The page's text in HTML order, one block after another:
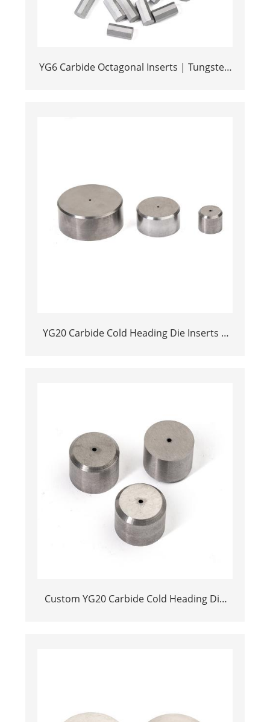
YG6 Carbide Octagonal Inserts | Tungsten
YG20 Carbide Cold Heading Die Inserts |
Custom YG20 Carbide Cold Heading Die